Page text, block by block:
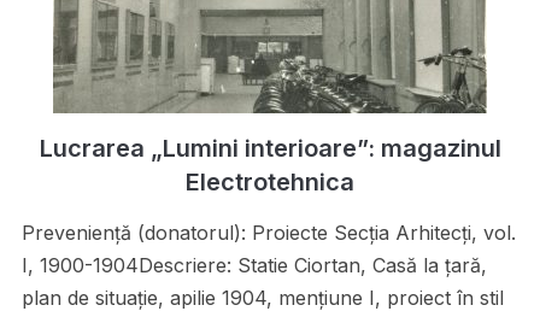
Lucrarea „Lumini interioare”: magazinul
Electrotehnica
Preveniență (donatorul): Proiecte Secţia Arhitecţi, vol.
I, 1900-1904Descriere: Statie Ciortan, Casă la ţară,
plan de situaţie, apilie 1904, menţiune I, proiect în stil